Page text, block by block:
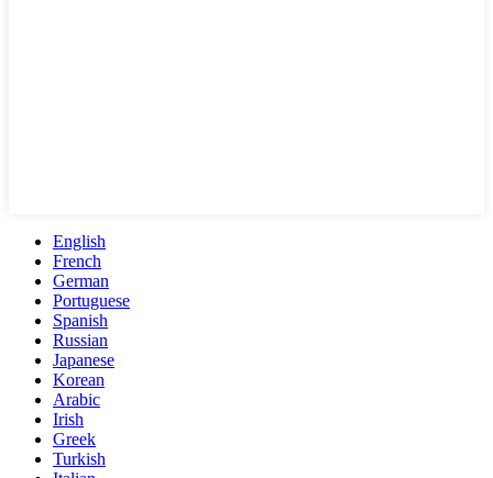
English
French
German
Portuguese
Spanish
Russian
Japanese
Korean
Arabic
Irish
Greek
Turkish